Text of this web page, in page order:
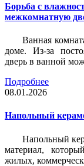
Борьба с
межкомнатную
Ванная
доме. Из-за
дверь в ванной
Подробнее
08.01.2026
Напольный
Напольный
материал,
жилых,